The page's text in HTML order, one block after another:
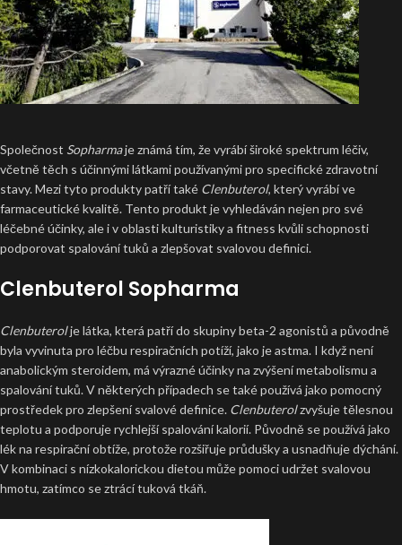
Společnost Sopharmaje známá tím, že vyrábí široké spektrum léčiv,
včetně těch s účinnými látkami používanými pro specifické zdravotní
stavy. Mezi tyto produkty patří také Clenbuterol, který vyrábí ve
farmaceutické kvalitě. Tento produkt je vyhledáván nejen pro své
léčebné účinky, ale i v oblasti kulturistiky a fitness kvůli schopnosti
podporovat spalování tuků a zlepšovat svalovou definici.
Clenbuterol Sopharma
Clenbuterolje látka, která patří do skupiny beta-2 agonistů a původně
byla vyvinuta pro léčbu respiračních potíží, jako je astma. I když není
anabolickým steroidem, má výrazné účinky na zvýšení metabolismu a
spalování tuků. V některých případech se také používá jako pomocný
prostředek pro zlepšení svalové definice. Clenbuterolzvyšuje tělesnou
teplotu a podporuje rychlejší spalování kalorií. Původně se používá jako
lék na respirační obtíže, protože rozšiřuje průdušky a usnadňuje dýchání.
V kombinaci s nízkokalorickou dietou může pomoci udržet svalovou
hmotu, zatímco se ztrácí tuková tkáň.